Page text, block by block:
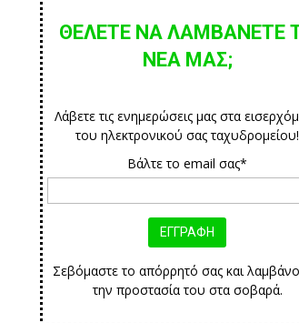
ΘΕΛΕΤΕ ΝΑ ΛΑΜΒΑΝΕΤΕ
ΝΕΑ ΜΑΣ;
Λάβετε τις ενημερώσεις μας στα
του ηλεκτρονικού σας ταχυδρομείου!
Βάλτε το email σας*
Σεβόμαστε το απόρρητό σας και
την προστασία του στα σοβαρά.